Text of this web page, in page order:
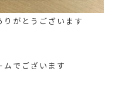
がとうございます
ムでございます